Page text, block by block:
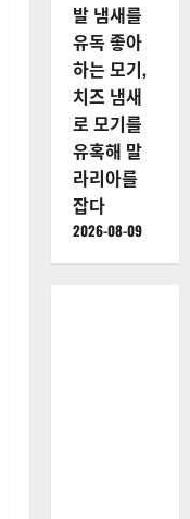
발 냄새를
유독 좋아
하는 모기,
치즈 냄새
로 모기를
유혹해 말
라리아를
잡다
2026-08-09